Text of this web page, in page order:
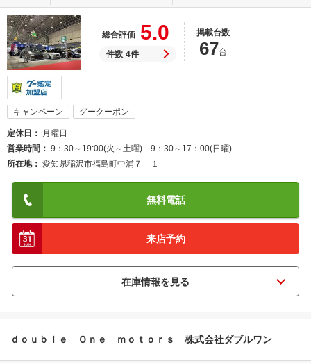
総合評価 5.0
件数 4件
掲載台数
67台
キャンペーン グークーポン
定休日
月曜日
営業時間
9：30～19:00(火～土曜) 9：30～17：00(日曜)
所在地
愛知県稲沢市福島町中浦７－１
無料電話
来店予約
ｄｏｕｂｌｅ Ｏｎｅ ｍｏｔｏｒｓ 株式会社ダブルワン